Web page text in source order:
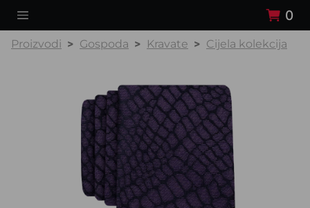
0
Proizvodi Gospoda Kravate Cijela kolekcija